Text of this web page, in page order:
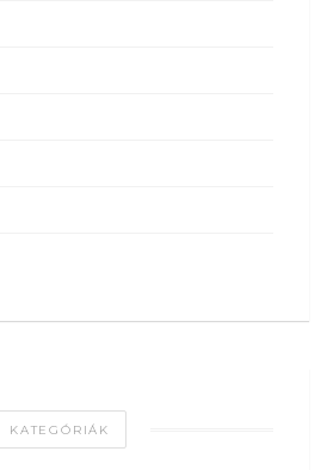
KATEGÓRIÁK